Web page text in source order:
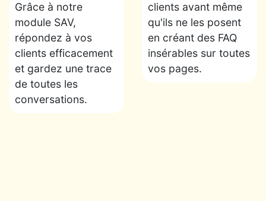
Grâce à notre
module SAV,
répondez à vos
clients efficacement
et gardez une trace
de toutes les
conversations.
clients avant même
qu'ils ne les posent
en créant des FAQ
insérables sur toutes
vos pages.